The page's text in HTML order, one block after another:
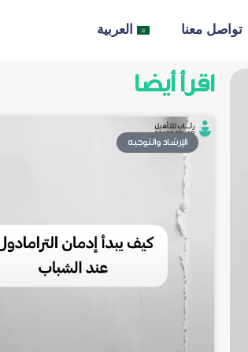
تواصل معنا العربية
اقرأ أيضا
الإرشاد والتوجيه